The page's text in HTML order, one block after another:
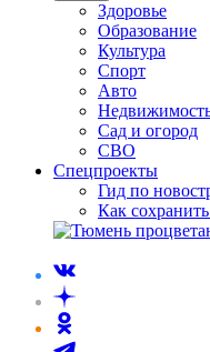
Здоровье
Образование
Культура
Спорт
Авто
Сад и огород
СВО
Спецпроекты
Гид по
Как